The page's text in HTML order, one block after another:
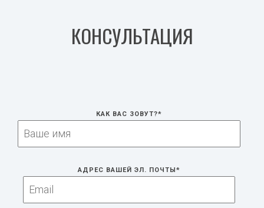
КОНСУЛЬТАЦИЯ
КАК ВАС ЗОВУТ?*
AДРЕС ВАШЕЙ ЭЛ. ПОЧТЫ *